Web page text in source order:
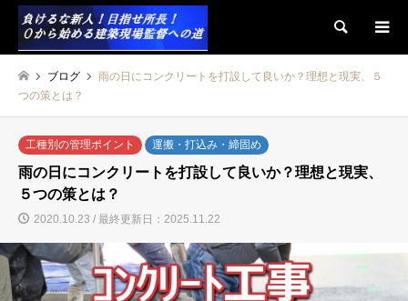
検索
ブログ
雨の日にコンクリートを打設して良いか？理想と現実、５
つの策とは？
工種別の管理ポイント 運搬・打込み・締固め
雨の日にコンクリートを打設して良いか？理想と現実、
５つの策とは？
2020.10.23 / 最終更新日：2025.11.22